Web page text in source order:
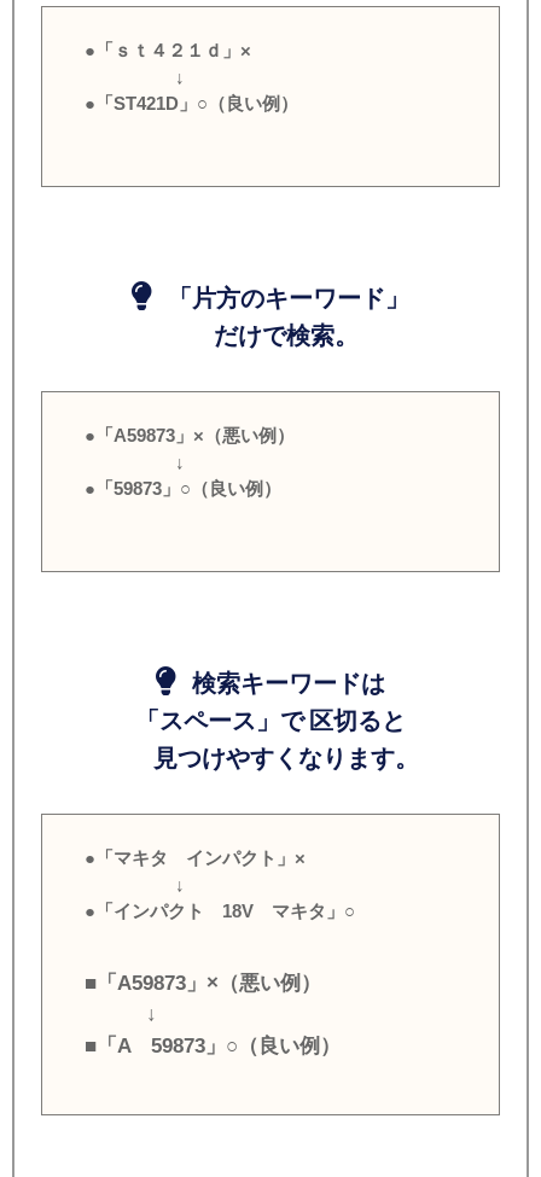
●「ｓｔ４２１ｄ」×
↓
●「ST421D」○（良い例）
「片方のキーワード」
だけで検索。
●「A59873」×（悪い例）
↓
●「59873」○（良い例）
検索キーワードは
「スペース」で 区切ると
見つけやすくなります。
●「マキタ インパクト」×
↓
●「インパクト 18V マキタ」○
■「A59873」×（悪い例）
↓
■「A 59873」○（良い例）